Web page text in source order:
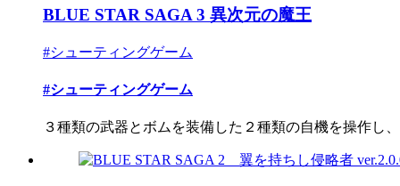
BLUE STAR SAGA 3 異次元の魔王
#シューティングゲーム
#シューティングゲーム
３種類の武器とボムを装備した２種類の自機を操作し